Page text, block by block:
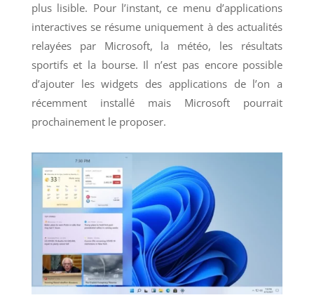
plus lisible. Pour l’instant, ce menu d’applications
interactives se résume uniquement à des actualités
relayées par Microsoft, la météo, les résultats
sportifs et la bourse. Il n’est pas encore possible
d’ajouter les widgets des applications de l’on a
récemment installé mais Microsoft pourrait
prochainement le proposer.